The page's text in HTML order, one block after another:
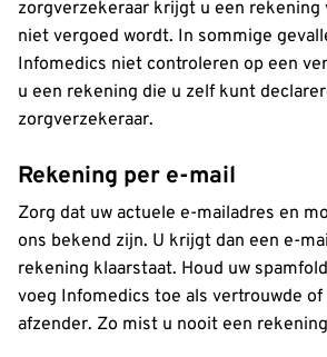
zorgverzekeraar krijgt u een rekening
niet vergoed wordt. In sommige
Infomedics niet controleren op een
u een rekening die u zelf kunt
zorgverzekeraar.
Rekening per e-mail
Zorg dat uw actuele e-mailadres en
ons bekend zijn. U krijgt dan een e-
rekening klaarstaat. Houd uw
voeg Infomedics toe als vertrouwde
afzender. Zo mist u nooit een